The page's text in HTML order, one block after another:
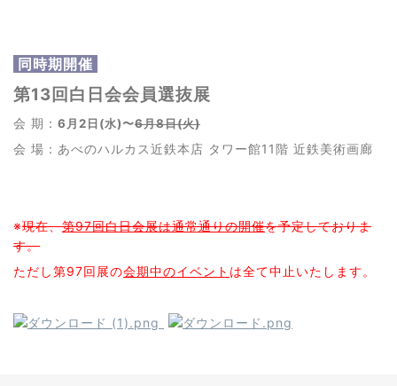
同時期開催
第13回白日会会員選抜展
会 期： 6月2日(水)〜6月8日(火)
会 場：あべのハルカス近鉄本店 タワー館11階 近鉄美術画廊
※現在、第97回白日会展は通常通りの開催を予定しておりま
す。
ただし第97回展の会期中のイベント は全て中止いたします。